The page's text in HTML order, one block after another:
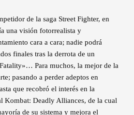
de la saga Street Fighter, en
una visión fotorrealista y
cara a cara; nadie podrá
finales tras la derrota de un
Para muchos, la mejor de la
pasando a perder adeptos en
que recobró el interés en la
Kombat: Deadly Alliances, de la cual
de su sistema y mejora el